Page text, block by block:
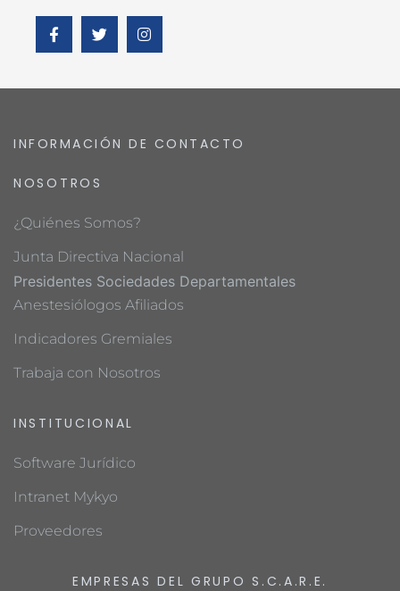
INFORMACIÓN DE CONTACTO
NOSOTROS
¿Quiénes Somos?
Junta Directiva Nacional
Presidentes Sociedades Departamentales
Anestesiólogos Afiliados
Indicadores Gremiales
Trabaja con Nosotros
INSTITUCIONAL
Software Jurídico
Intranet Mykyo
Proveedores
EMPRESAS DEL GRUPO S.C.A.R.E.